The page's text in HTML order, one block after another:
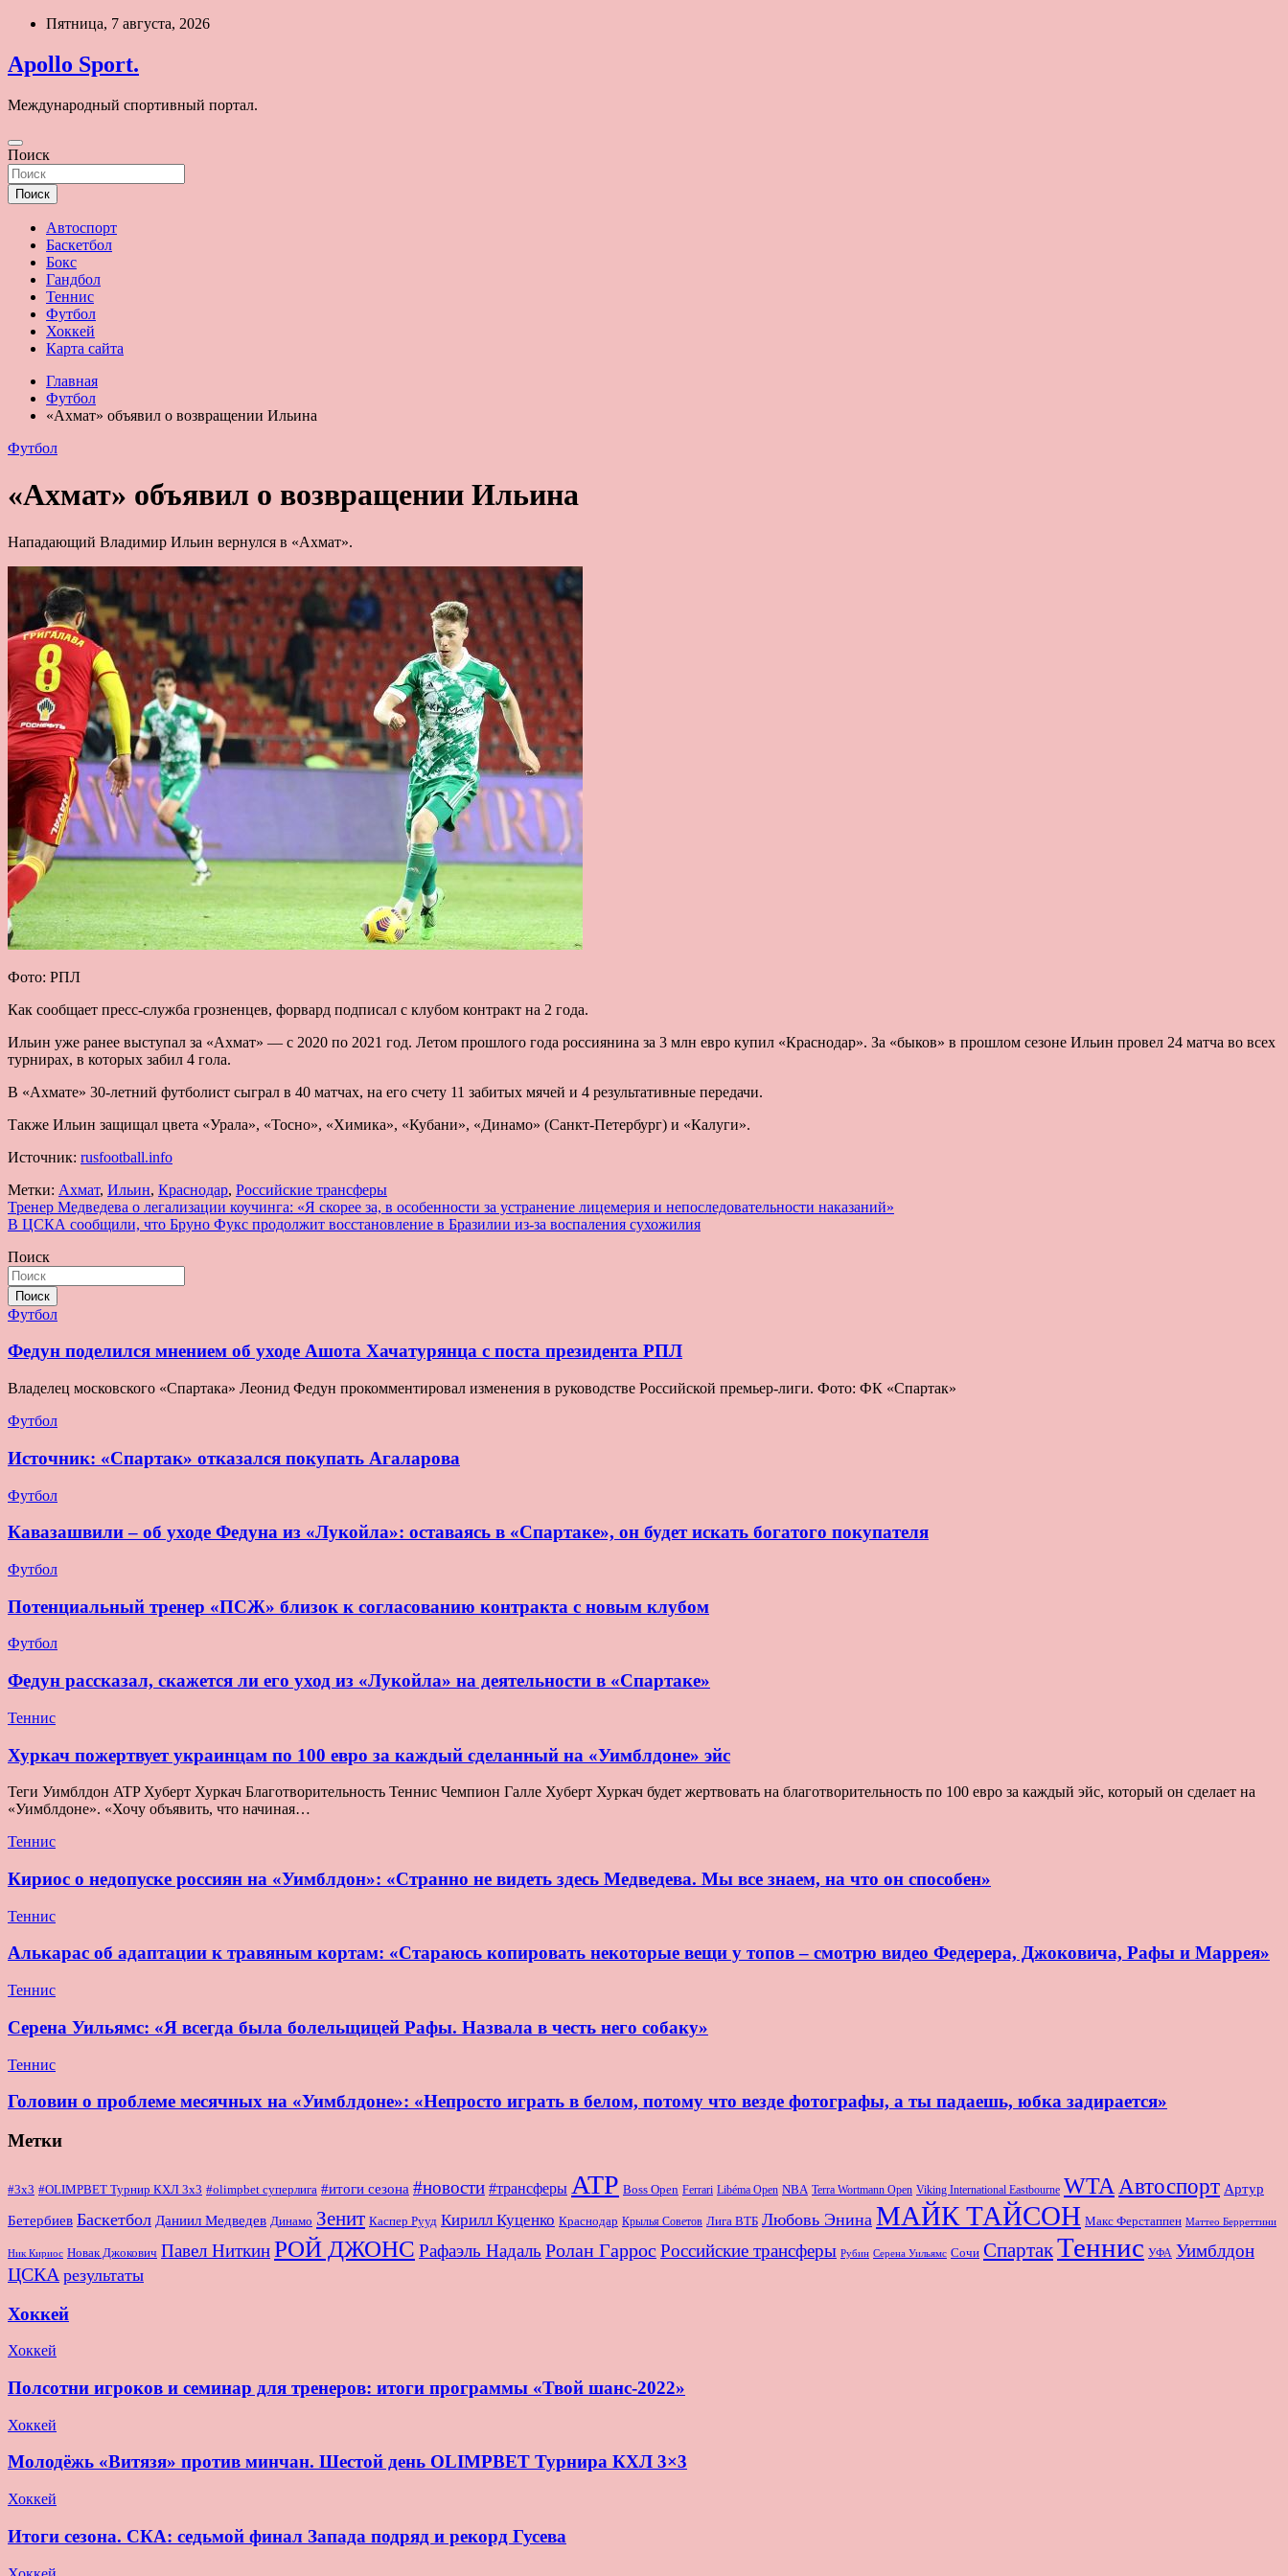
Перейти
содержимому
Пятница, 7 августа, 2026
Apollo Sport.
Международный спортивный портал.
Поиск
Поиск
Автоспорт
Баскетбол
Бокс
Гандбол
Теннис
Футбол
Хоккей
Карта сайта
Главная
Футбол
«Ахмат» объявил о возвращении Ильина
Футбол
«Ахмат» объявил о возвращении Ильина
Нападающий Владимир Ильин вернулся в «Ахмат».
Фото: РПЛ
Как сообщает пресс-служба грозненцев, форвард подписал с клубом контракт на 2 года.
Ильин уже ранее выступал за «Ахмат» — с 2020 по 2021 год. Летом прошлого года россиянина за 3 млн евро купил «Краснодар». За «быков» в прошлом сезоне Ильин провел 24 матча во всех
турнирах, в которых забил 4 гола.
В «Ахмате» 30-летний футболист сыграл в 40 матчах, на его счету 11 забитых мячей и 4 результативные передачи.
Также Ильин защищал цвета «Урала», «Тосно», «Химика», «Кубани», «Динамо» (Санкт-Петербург) и «Калуги».
Источник: rusfootball.info
Метки: Ахмат, Ильин, Краснодар, Российские трансферы
Навигация
по
записям
Тренер Медведева о легализации коучинга: «Я скорее за, в особенности за устранение лицемерия и непоследовательности наказаний»
В ЦСКА сообщили, что Бруно Фукс продолжит восстановление в Бразилии из-за воспаления сухожилия
Поиск
Поиск
Футбол
Федун поделился мнением об уходе Ашота Хачатурянца с поста президента РПЛ
Владелец московского «Спартака» Леонид Федун прокомментировал изменения в руководстве Российской премьер-лиги. Фото: ФК «Спартак»
Футбол
Источник: «Спартак» отказался покупать Агаларова
Футбол
Кавазашвили – об уходе Федуна из «Лукойла»: оставаясь в «Спартаке», он будет искать богатого покупателя
Футбол
Потенциальный тренер «ПСЖ» близок к согласованию контракта с новым клубом
Футбол
Федун рассказал, скажется ли его уход из «Лукойла» на деятельности в «Спартаке»
Теннис
Хуркач пожертвует украинцам по 100 евро за каждый сделанный на «Уимблдоне» эйс
Теги Уимблдон ATP Хуберт Хуркач Благотворительность Теннис Чемпион Галле Хуберт Хуркач будет жертвовать на благотворительность по 100 евро за каждый эйс, который он сделает на
«Уимблдоне». «Хочу объявить, что начиная…
Теннис
Кириос о недопуске россиян на «Уимблдон»: «Странно не видеть здесь Медведева. Мы все знаем, на что он способен»
Теннис
Алькарас об адаптации к травяным кортам: «Стараюсь копировать некоторые вещи у топов – смотрю видео Федерера, Джоковича, Рафы и Маррея»
Теннис
Серена Уильямс: «Я всегда была болельщицей Рафы. Назвала в честь него собаку»
Теннис
Головин о проблеме месячных на «Уимблдоне»: «Непросто играть в белом, потому что везде фотографы, а ты падаешь, юбка задирается»
Метки
#3x3 #OLIMPBET Турнир КХЛ 3x3 #olimpbet суперлига #итоги сезона #новости #трансферы ATP Boss Open Ferrari Libéma Open NBA Terra Wortmann Open Viking International Eastbourne WTA Автоспорт Артур
Бетербиев Баскетбол Даниил Медведев Динамо Зенит Каспер Рууд Кирилл Куценко Краснодар Крылья Советов Лига ВТБ Любовь Энина МАЙК ТАЙСОН Макс Ферстаппен Маттео Берреттини
Ник Кириос Новак Джокович Павел НиткинРОЙ ДЖОНС Рафаэль Надаль Ролан Гаррос Российские трансферы Рубин Серена Уильямс Сочи СпартакТеннис УФА Уимблдон
ЦСКА результаты
Хоккей
Хоккей
Полсотни игроков и семинар для тренеров: итоги программы «Твой шанс-2022»
Хоккей
Молодёжь «Витязя» против минчан. Шестой день OLIMPBET Турнира КХЛ 3×3
Хоккей
Итоги сезона. СКА: седьмой финал Запада подряд и рекорд Гусева